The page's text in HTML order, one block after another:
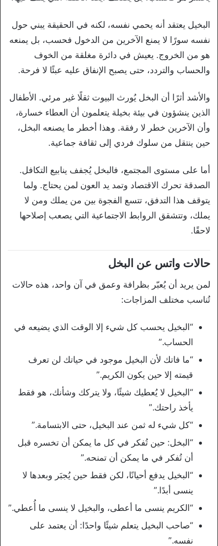
البخيل يعتقد أنه يحمي نفسه، لكنه في الحقيقة يبني حول
نفسه سورًا لا يمنع الآخرين من الدخول فحسب، بل يمنعه
هو من الخروج. يعيش في دائرة مغلقة من الخوف
والحساب والتردد، حتى يصبح الإنفاق عليه عبئًا لا فرحة.
والأشد أثرًا أن البخل يُورث البيوت ثقلًا غير مرئي. الأطفال
الذين ينشؤون في بيئة بخيلة يتعلمون أن العطاء خسارة،
وأن الآخرين خطر لا رفقة. وهذا أخطر ما يصنعه البخل،
حين ينتقل من سلوك فردي إلى ثقافة جماعية.
أما على مستوى المجتمع، فالبخل يُجفف ينابيع التكافل.
الصدقة تحرك الاقتصاد وتمد يد العون لمن يحتاج. ولما
يتوقف هذا التدفق، تتسع الفجوة بين من يملك ومن لا
يملك، وتتشقق الروابط الاجتماعية التي يصعب إصلاحها
لاحقًا.
حالات واتس عن البخل
لمن يريد أن يُعبّر بظرافة وعمق في آن واحد، هذه حالات
تُناسب مختلف المزاجات:
“البخيل يحسب كل شيء إلا الوقت الذي يضيعه في
الحساب.”
“ما فاتك لأن البخيل موجود في حياتك لن تعرف
قيمته إلا حين يكون الكريم.”
“البخيل لا يُعطيك شيئًا، ولا يتركك وشأنك، هو فقط
يأخذ راحتك.”
“كل شيء له ثمن عند البخيل، حتى الابتسامة.”
“البخل: حين تُفكر في كل ما يمكن أن تخسره قبل
أن تُفكر في ما يمكن أن تمنحه.”
“البخيل يدفع أحيانًا، لكن فقط حين يُجبَر وبعدها لا
ينسى أبدًا.”
“الكريم ينسى ما أعطى، والبخيل لا ينسى ما أُعطي.”
“صاحب البخيل يتعلم شيئًا واحدًا: أن يعتمد على
نفسه.”